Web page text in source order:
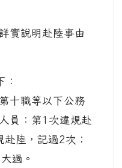
實說明赴陸事由
十職等以下公務
員：第1次違規赴
陸，記過2次；
過。